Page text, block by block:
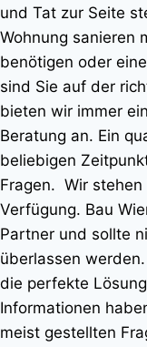
und Tat zur Seite
Wohnung sanieren
benötigen oder
sind Sie auf der
bieten wir immer
Beratung an. Ein
beliebigen
Fragen. Wir
Verfügung. Bau
Partner und sollte
überlassen
die perfekte
Informationen
meist gestellten